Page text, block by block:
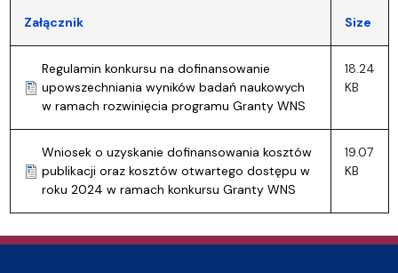
Załącznik Size
Regulamin konkursu na dofinansowanie
upowszechniania wyników badań naukowych
w ramach rozwinięcia programu Granty WNS
18.24
KB
Wniosek o uzyskanie dofinansowania kosztów
publikacji oraz kosztów otwartego dostępu w
roku 2024 w ramach konkursu Granty WNS
19.07
KB